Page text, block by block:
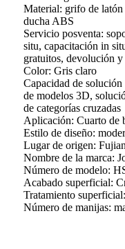
Material: grifo de latón
ducha ABS
Servicio posventa:
situ, capacitación in
gratuitos, devolución y
Color: Gris claro
Capacidad de
de modelos 3D,
de categorías cruzadas
Aplicación: Cuarto de
Estilo de diseño:
Lugar de origen:
Nombre de la marca:
Número de modelo:
Acabado superficial:
Tratamiento
Número de manijas: